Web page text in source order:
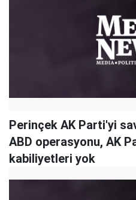
Perinçek AK Parti'yi
ABD operasyonu, AK
kabiliyetleri yok